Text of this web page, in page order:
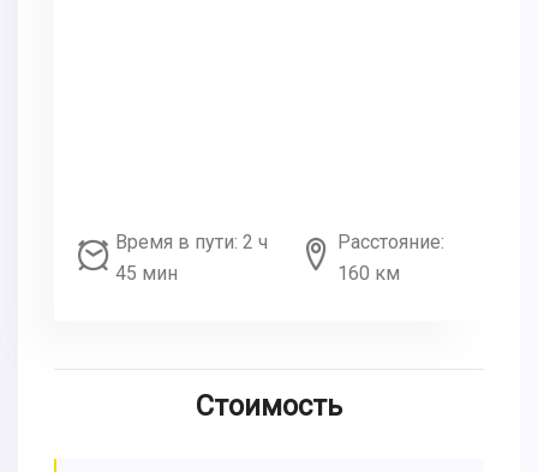
Время в пути: 2 ч
45 мин
Расстояние:
160 км
Стоимость